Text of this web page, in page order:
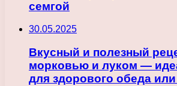
семгой
30.05.2025
Вкусный и полезный
морковью и луком —
для здорового обеда